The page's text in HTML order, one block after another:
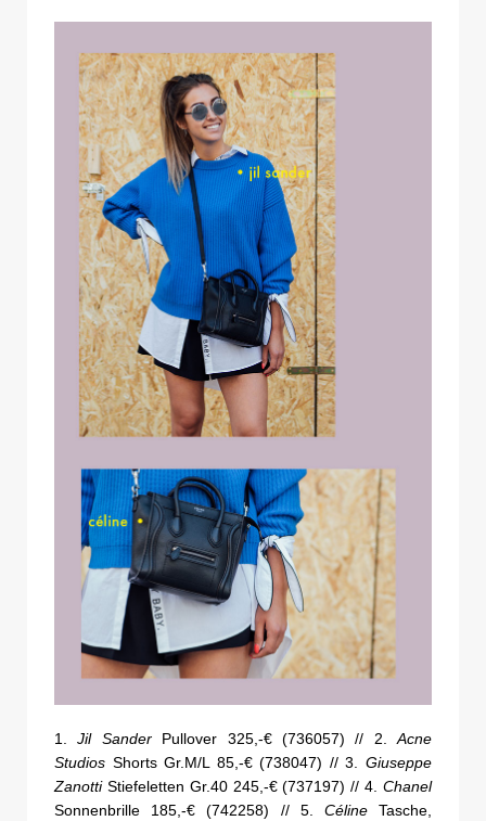
1.Jil SanderPullover 325,-€ (736057) // 2. Acne
Studios Shorts Gr.M/L 85,-€ (738047) // 3. Giuseppe
ZanottiStiefeletten Gr.40 245,-€ (737197) // 4. Chanel
Sonnenbrille 185,-€ (742258) // 5. CélineTasche,